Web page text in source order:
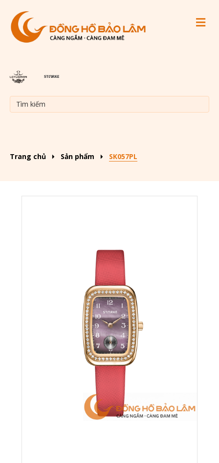
Trang chủ Sản phẩm SK057PL